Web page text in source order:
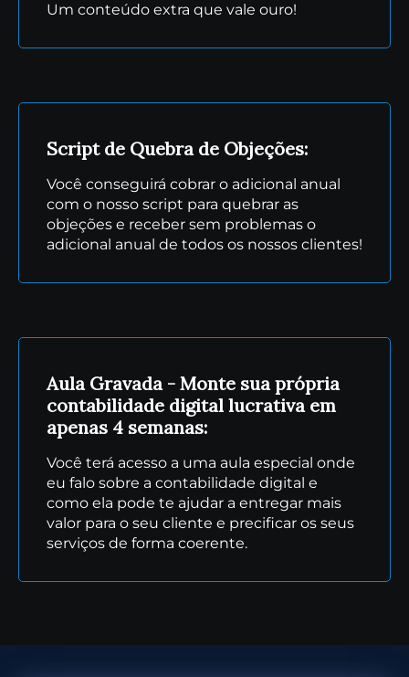
Um conteúdo extra que vale ouro!
Script de Quebra de Objeções:
Você conseguirá cobrar o adicional anual
com o nosso script para quebrar as
objeções e receber sem problemas o
adicional anual de todos os nossos clientes!
Aula Gravada - Monte sua própria
contabilidade digital lucrativa em
apenas 4 semanas:
Você terá acesso a uma aula especial onde
eu falo sobre a contabilidade digital e
como ela pode te ajudar a entregar mais
valor para o seu cliente e precificar os seus
serviços de forma coerente.